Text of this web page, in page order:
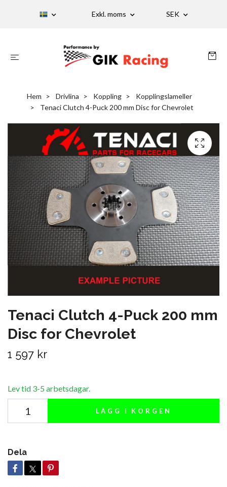
Exkl. moms SEK
Hem Drivlina Koppling
Kopplingslameller
Tenaci Clutch 4-Puck 200 mm Disc for Chevrolet
Tenaci Clutch 4-Puck 200 mm
Disc for Chevrolet
1 597 kr
Lev tid 3-5 arbetsdagar.
LÄGG I KORGEN
Dela